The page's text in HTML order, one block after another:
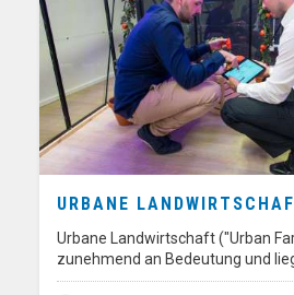
URBANE
Urbane Landwirtschaft ("Urban
zunehmend an Bedeutung und